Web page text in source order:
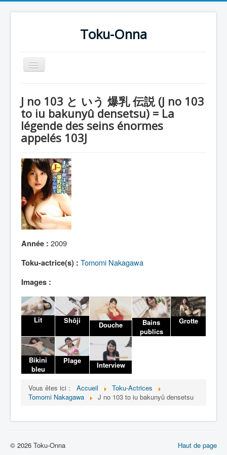
Toku-Onna
Basculer
la
Toku-Actrices
Toku-Critiques
Séries
Films
COSAA
Dessins
Artiste Asperger
Lexique
J no 103 と いう 爆乳 伝説 (J no 103
to iu bakunyû densetsu) = La
légende des seins énormes
appelés 103J
Année : 2009
Toku-actrice(s) : Tomomi Nakagawa
Images :
Lit Shôji Douche
Bains
publics
Grotte
Bikini
bleu
Plage Interview
Vous êtes ici : Accueil
Toku-Actrices
Tomomi Nakagawa
J no 103 to iu bakunyû densetsu
Haut de page
© 2026 Toku-Onna